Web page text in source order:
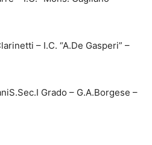
– I.C. “A.De Gasperi” –
Grado – G.A.Borgese –